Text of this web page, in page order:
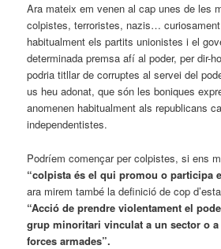
Ara mateix em venen al cap unes de les
colpistes, terroristes, nazis…
habitualment els partits unionistes i el
determinada premsa afí al poder, per dir-
podria titllar de corruptes al servei del
us heu adonat, que són les boniques
anomenen habitualment als republicans
independentistes.
Podríem començar per colpistes, si ens
“colpista és el qui promou o participa
ara mirem també la definició de cop
“Acció de prendre violentament el
grup minoritari vinculat a un sector o
forces armades”.